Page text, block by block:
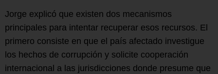
Jorge explicó que existen dos mecanismos
principales para intentar recuperar esos recursos. El
primero consiste en que el país afectado investigue
los hechos de corrupción y solicite cooperación
internacional a las jurisdicciones donde presume que